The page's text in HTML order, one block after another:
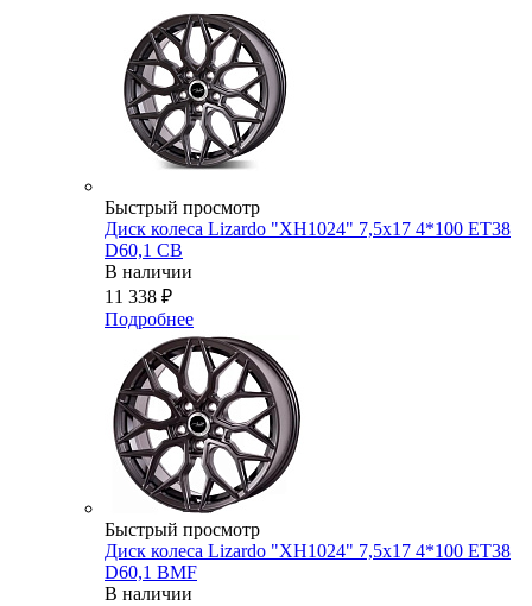
Быстрый просмотр
Диск колеса Lizardo "XH1024" 7,5х17 4*100 ET38
D60,1 CB
В наличии
11 338 ₽
Подробнее
Быстрый просмотр
Диск колеса Lizardo "XH1024" 7,5х17 4*100 ET38
D60,1 BMF
В наличии